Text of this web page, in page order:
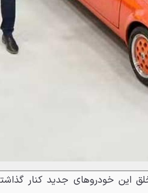
خودروهای جدید کنار